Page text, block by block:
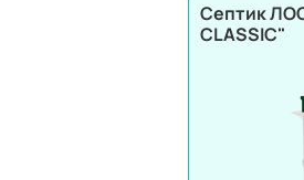
Септик
CLASSIC"